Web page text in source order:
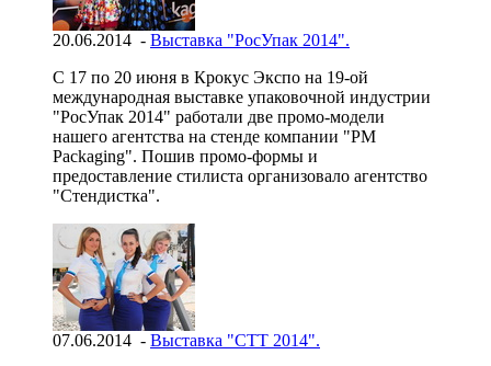
20.06.2014 - Выставка "РосУпак 2014".
С 17 по 20 июня в Крокус Экспо на 19-ой
международная выставке упаковочной индустрии
"РосУпак 2014" работали две промо-модели
нашего агентства на стенде компании "PM
Packaging". Пошив промо-формы и
предоставление стилиста организовало агентство
"Стендистка".
07.06.2014 - Выставка "СТТ 2014".